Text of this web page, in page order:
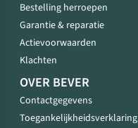
Bestelling herroepen
Garantie & reparatie
Actievoorwaarden
Klachten
OVER BEVER
Contactgegevens
Toegankelijkheidsverklaring